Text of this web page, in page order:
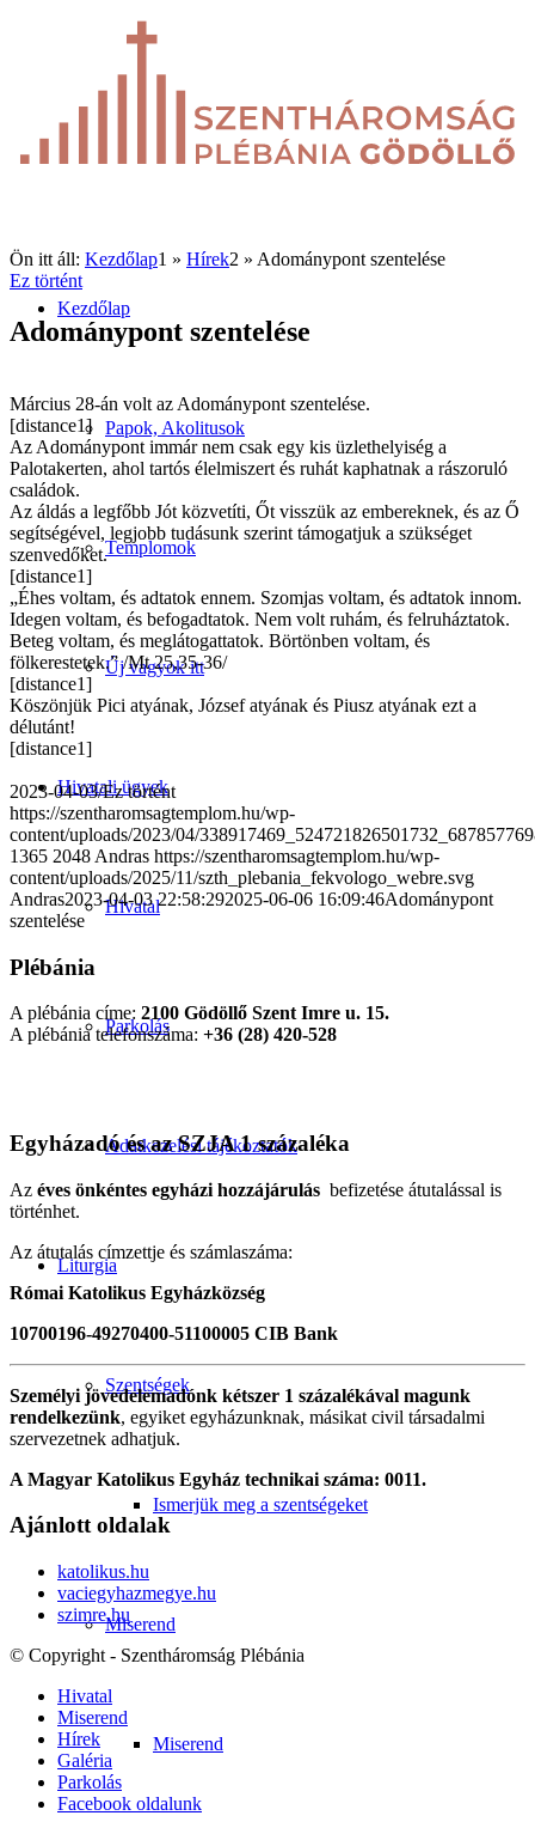
Kezdőlap
Papok, Akolitusok
Templomok
Új vagyok itt
Hivatali ügyek
Hivatal
Parkolás
Adatkezelési tájékoztatók
Liturgia
Szentségek
Ismerjük meg a szentségeket
Miserend
Miserend
Ön itt áll: Kezdőlap1 » Hírek2 » Adománypont szentelése
Ez történt
Adománypont szentelése
Március 28-án volt az Adománypont szentelése.
[distance1]
Az Adománypont immár nem csak egy kis üzlethelyiség a
Palotakerten, ahol tartós élelmiszert és ruhát kaphatnak a rászoruló
családok.
Az áldás a legfőbb Jót közvetíti, Őt visszük az embereknek, és az Ő
segítségével, legjobb tudásunk szerint támogatjuk a szükséget
szenvedőket.
[distance1]
„Éhes voltam, és adtatok ennem. Szomjas voltam, és adtatok innom.
Idegen voltam, és befogadtatok. Nem volt ruhám, és felruháztatok.
Beteg voltam, és meglátogattatok. Börtönben voltam, és
fölkerestetek.” /Mt 25,35-36/
[distance1]
Köszönjük Pici atyának, József atyának és Piusz atyának ezt a
délutánt!
[distance1]
2023-04-03/Ez történt
https://szentharomsagtemplom.hu/wp-
content/uploads/2023/04/
1365 2048 Andras https://szentharomsagtemplom.hu/wp-
content/uploads/2025/11/szth_plebania_fekvologo_webre.svg
Andras2023-04-03 22:58:292025-06-06 16:09:46Adománypont
szentelése
Plébánia
A plébánia címe: 2100 Gödöllő Szent Imre u. 15.
A plébánia telefonszáma: +36 (28) 420-528
Egyházadó és az SZJA 1 százaléka
Az éves önkéntes egyházi hozzájárulás befizetése átutalással is
történhet.
Az átutalás címzettje és számlaszáma:
Római Katolikus Egyházközség
10700196-49270400-51100005 CIB Bank
Személyi jövedelemadónk kétszer 1 százalékával magunk
rendelkezünk, egyiket egyházunknak, másikat civil társadalmi
szervezetnek adhatjuk.
A Magyar Katolikus Egyház technikai száma: 0011.
Ajánlott oldalak
katolikus.hu
vaciegyhazmegye.hu
szimre.hu
© Copyright - Szentháromság Plébánia
Hivatal
Miserend
Hírek
Galéria
Parkolás
Facebook oldalunk